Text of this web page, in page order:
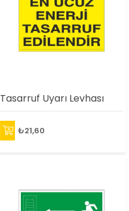
Tasarruf Uyarı Levhası
₺21,60